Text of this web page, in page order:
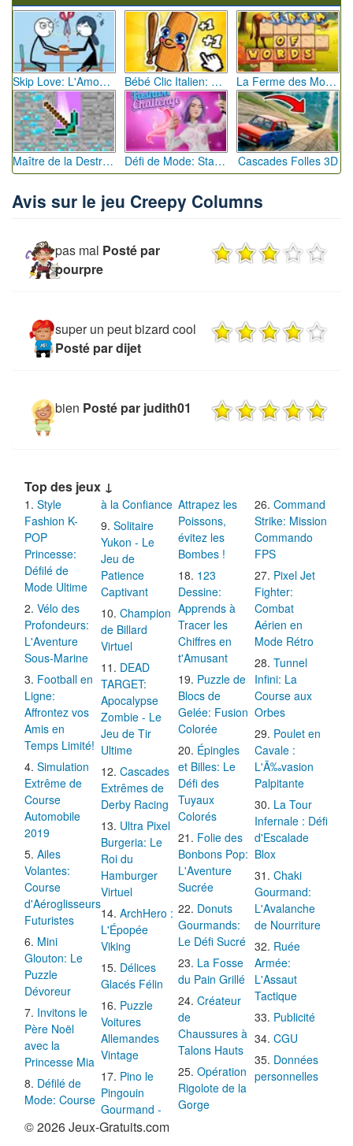
Skip Love: L'Amour en Péril Bébé Clic Italien: La Folie des Petits Bambins La Ferme des Mots - Cultivez votre Vocabulaire
Maître de la Destruction: Fusion de Pioches Défi de Mode: Star du Podium Cascades Folles 3D
Avis sur le jeu Creepy Columns
pas mal Posté par
pourpre
super un peut bizard cool
Posté par dijet
bien Posté par judith01
Top des jeux ↓
Style
Fashion K-
POP
Princesse:
Défilé de
Mode Ultime
Vélo des
Profondeurs:
L'Aventure
Sous-Marine
Football en
Ligne:
Affrontez vos
Amis en
Temps Limité!
Simulation
Extrême de
Course
Automobile
2019
Ailes
Volantes:
Course
d'Aéroglisseurs
Futuristes
Mini
Glouton: Le
Puzzle
Dévoreur
Invitons le
Père Noël
avec la
Princesse Mia
Défilé de
Mode: Course
à la Confiance
Solitaire
Yukon - Le
Jeu de
Patience
Captivant
Champion
de Billard
Virtuel
DEAD
TARGET:
Apocalypse
Zombie - Le
Jeu de Tir
Ultime
Cascades
Extrêmes de
Derby Racing
Ultra Pixel
Burgeria: Le
Roi du
Hamburger
Virtuel
ArchHero :
L'Épopée
Viking
Délices
Glacés Félin
Puzzle
Voitures
Allemandes
Vintage
Pino le
Pingouin
Gourmand -
Attrapez les
Poissons,
évitez les
Bombes !
123
Dessine:
Apprends à
Tracer les
Chiffres en
t'Amusant
Puzzle de
Blocs de
Gelée: Fusion
Colorée
Épingles
et Billes: Le
Défi des
Tuyaux
Colorés
Folie des
Bonbons Pop:
L'Aventure
Sucrée
Donuts
Gourmands:
Le Défi Sucré
La Fosse
du Pain Grillé
Créateur
de
Chaussures à
Talons Hauts
Opération
Rigolote de la
Gorge
Command
Strike: Mission
Commando
FPS
Pixel Jet
Fighter:
Combat
Aérien en
Mode Rétro
Tunnel
Infini: La
Course aux
Orbes
Poulet en
Cavale :
L'Ã‰vasion
Palpitante
La Tour
Infernale : Défi
d'Escalade
Blox
Chaki
Gourmand:
L'Avalanche
de Nourriture
Ruée
Armée:
L'Assaut
Tactique
Publicité
CGU
Données
personnelles
© 2026 Jeux-Gratuits.com